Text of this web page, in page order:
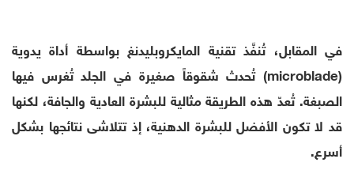
في المقابل، تُنفَّذ تقنية المايكروبليدنغ بواسطة أداة يدوية
(microblade) تُحدث شقوقاً صغيرة في الجلد تُغرس فيها
الصبغة. تُعدّ هذه الطريقة مثالية للبشرة العادية والجافة، لكنها
قد لا تكون الأفضل للبشرة الدهنية، إذ تتلاشى نتائجها بشكل
أسرع.